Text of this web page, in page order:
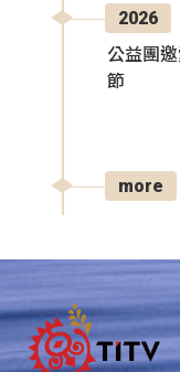
2026
公益團
節
more